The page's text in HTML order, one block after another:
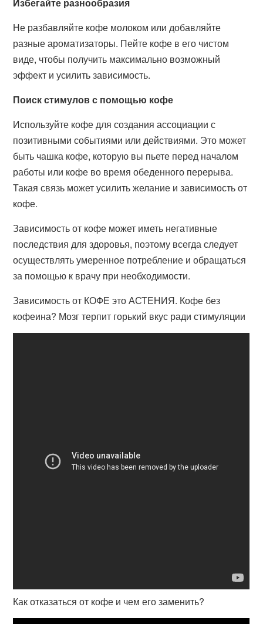
Не разбавляйте кофе молоком или добавляйте
разные ароматизаторы. Пейте кофе в его чистом
виде, чтобы получить максимально возможный
эффект и усилить зависимость.
Поиск стимулов с помощью кофе
Используйте кофе для создания ассоциации с
позитивными событиями или действиями. Это может
быть чашка кофе, которую вы пьете перед началом
работы или кофе во время обеденного перерыва.
Такая связь может усилить желание и зависимость от
кофе.
Зависимость от кофе может иметь негативные
последствия для здоровья, поэтому всегда следует
осуществлять умеренное потребление и обращаться
за помощью к врачу при необходимости.
Зависимость от КОФЕ это АСТЕНИЯ. Кофе без
кофеина? Мозг терпит горький вкус ради стимуляции
Как отказаться от кофе и чем его заменить?